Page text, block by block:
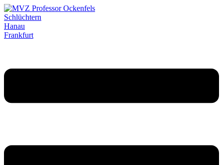
Schlüchtern
Hanau
Frankfurt